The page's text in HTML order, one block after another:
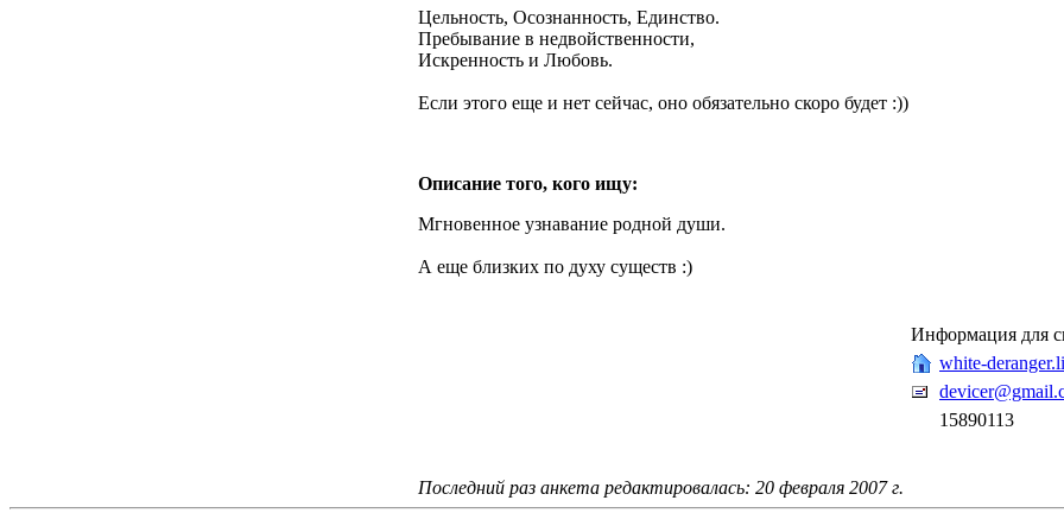
Цельность, Осознанность, Единство.
Пребывание в недвойственности,
Искренность и Любовь.
Если этого еще и нет сейчас, оно обязательно скоро будет :))
Описание того, кого ищу:
Мгновенное узнавание родной души.
А еще близких по духу существ :)
Информация для
white-
15890113
Последний раз анкета редактировалась: 20 февраля 2007 г.